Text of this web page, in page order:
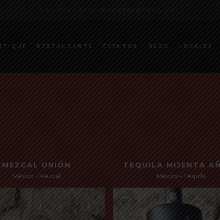
01.47.05.96.61 CARNAR@GMAIL.COM
RESTAURANTS EVENTOS BLOG LOCALES
MEZCAL UNIÓN
México - Mezcal
TEQUILA MIJENTA
México - Tequila